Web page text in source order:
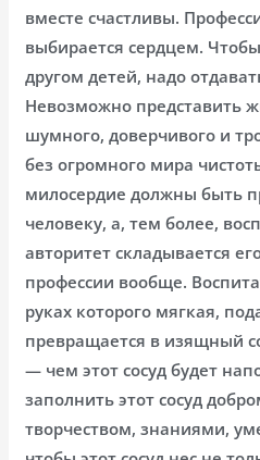
вместе счастливы.
выбирается сердцем.
другом детей, надо
Невозможно представить
шумного, доверчивого и
без огромного мира
милосердие должны быть
человеку, а, тем более,
авторитет складывается
профессии вообще.
руках которого мягкая,
превращается в изящный
— чем этот сосуд будет
заполнить этот сосуд
творчеством, знаниями,